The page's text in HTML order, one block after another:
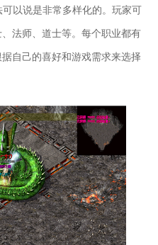
以说是非常多样化的。玩家可
法师、道士等。每个职业都有
自己的喜好和游戏需求来选择